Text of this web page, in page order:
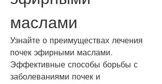
маслами
Узнайте о преимуществах лечения
почек эфирными маслами.
Эффективные способы борьбы с
заболеваниями почек и